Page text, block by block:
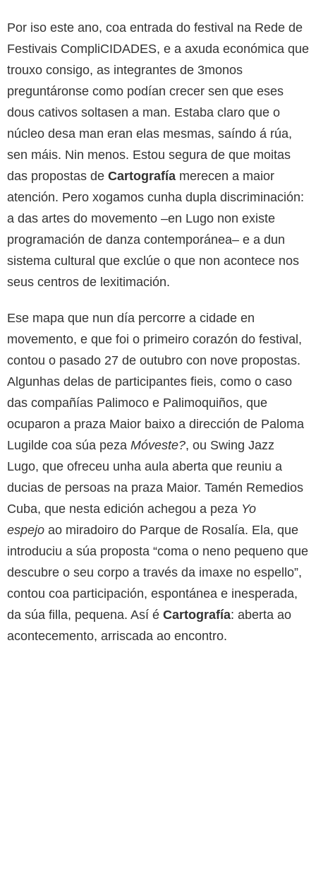
Por iso este ano, coa entrada do festival na Rede de
Festivais CompliCIDADES, e a axuda económica que
trouxo consigo, as integrantes de 3monos
preguntáronse como podían crecer sen que eses
dous cativos soltasen a man. Estaba claro que o
núcleo desa man eran elas mesmas, saíndo á rúa,
sen máis. Nin menos. Estou segura de que moitas
das propostas de Cartografía merecen a maior
atención. Pero xogamos cunha dupla discriminación:
a das artes do movemento –en Lugo non existe
programación de danza contemporánea– e a dun
sistema cultural que exclúe o que non acontece nos
seus centros de lexitimación.
Ese mapa que nun día percorre a cidade en
movemento, e que foi o primeiro corazón do festival,
contou o pasado 27 de outubro con nove propostas.
Algunhas delas de participantes fieis, como o caso
das compañías Palimoco e Palimoquiños, que
ocuparon a praza Maior baixo a dirección de Paloma
Lugilde coa súa peza Móveste?, ou Swing Jazz
Lugo, que ofreceu unha aula aberta que reuniu a
ducias de persoas na praza Maior. Tamén Remedios
Cuba, que nesta edición achegou a peza Yo
espejo ao miradoiro do Parque de Rosalía. Ela, que
introduciu a súa proposta “coma o neno pequeno que
descubre o seu corpo a través da imaxe no espello”,
contou coa participación, espontánea e inesperada,
da súa filla, pequena. Así é Cartografía: aberta ao
acontecemento, arriscada ao encontro.